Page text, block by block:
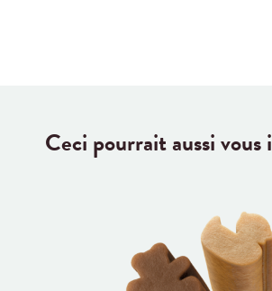
Ceci pourrait aussi vous